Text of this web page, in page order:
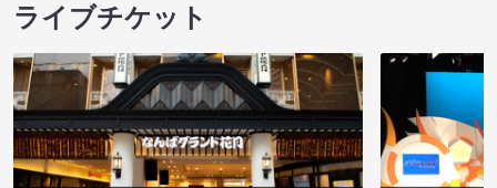
ライブチケット